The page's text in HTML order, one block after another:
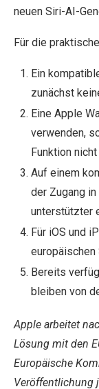
neuen Siri-AI-
Für die
Ein
zunächst
Eine Apple
verwenden,
Funktion
Auf einem
der Zugang
unterstützter
Für iOS und
europäischen
Bereits
bleiben von
Apple arbeitet
Lösung mit den
Europäische
Veröffentlichung